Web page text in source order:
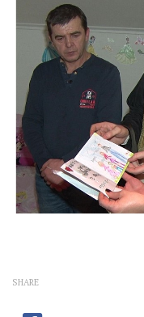
SHARE